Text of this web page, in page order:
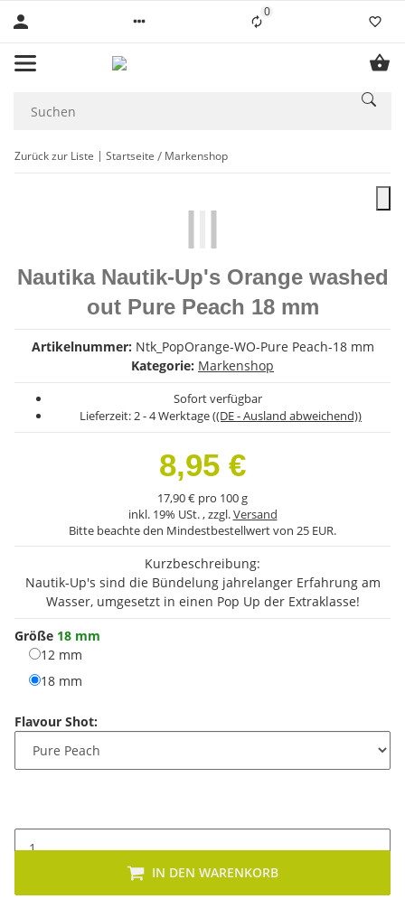
0Liste ist leer
Zurück zur Liste Startseite Markenshop
Nautika Nautik-Up's Orange washed
out Pure Peach 18 mm
Artikelnummer: Ntk_PopOrange-WO-Pure Peach-18 mm
Kategorie: Markenshop
Sofort verfügbar
Lieferzeit:2 - 4 Werktage((DE - Ausland abweichend))
8,95 €
17,90 € pro 100 g
inkl. 19% USt. , zzgl.Versand
Bitte beachte den Mindestbestellwert von 25 EUR.
Kurzbeschreibung:
Nautik-Up's sind die Bündelung jahrelanger Erfahrung am
Wasser, umgesetzt in einen Pop Up der Extraklasse!
Größe 18 mm
12 mm
18 mm
Flavour Shot:
IN DEN WARENKORB